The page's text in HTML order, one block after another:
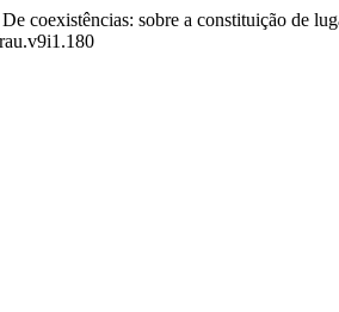
coexistências: sobre a constituição de